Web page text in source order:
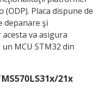
Placa dispune de
depanare şi
va asigura
MCU STM32 din
21x